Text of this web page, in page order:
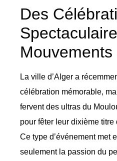
Des
Mouvements
La ville d’Alger a
célébration mémorable,
fervent des ultras du
pour fêter leur dixième titre
Ce type d’événement met
seulement la passion du